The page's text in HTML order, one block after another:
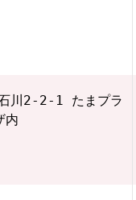
川2-2-1 たまプラ
内